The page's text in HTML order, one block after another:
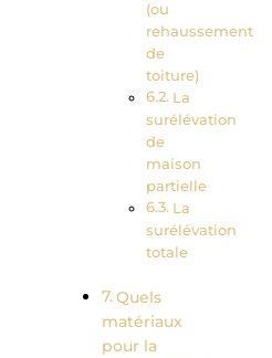
(ou
rehaussement
de
toiture)
La
surélévation
de
maison
partielle
La
surélévation
totale
Quels
matériaux
pour la